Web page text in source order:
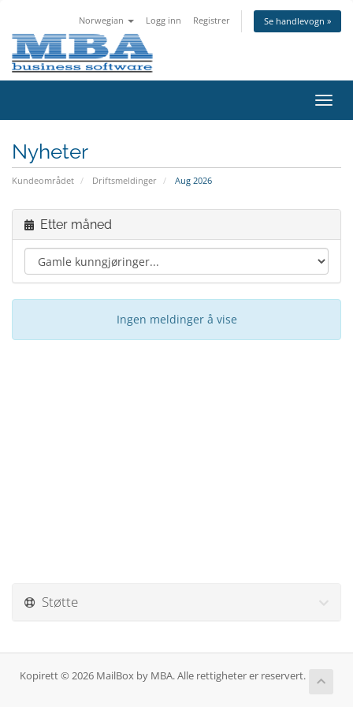
Norwegian Logg inn Registrer Se handlevogn »
Bytt
Nyheter
Kundeområdet Driftsmeldinger Aug 2026
Etter måned
Ingen meldinger å vise
Støtte
Kopirett © 2026 MailBox by MBA. Alle rettigheter er reservert.